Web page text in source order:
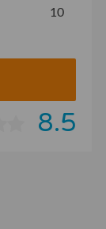
10
8.5